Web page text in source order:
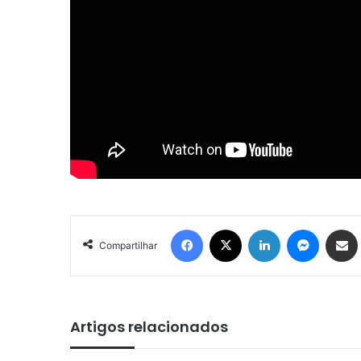
Compartilhar
Facebook Linkedin
Artigos relacionados